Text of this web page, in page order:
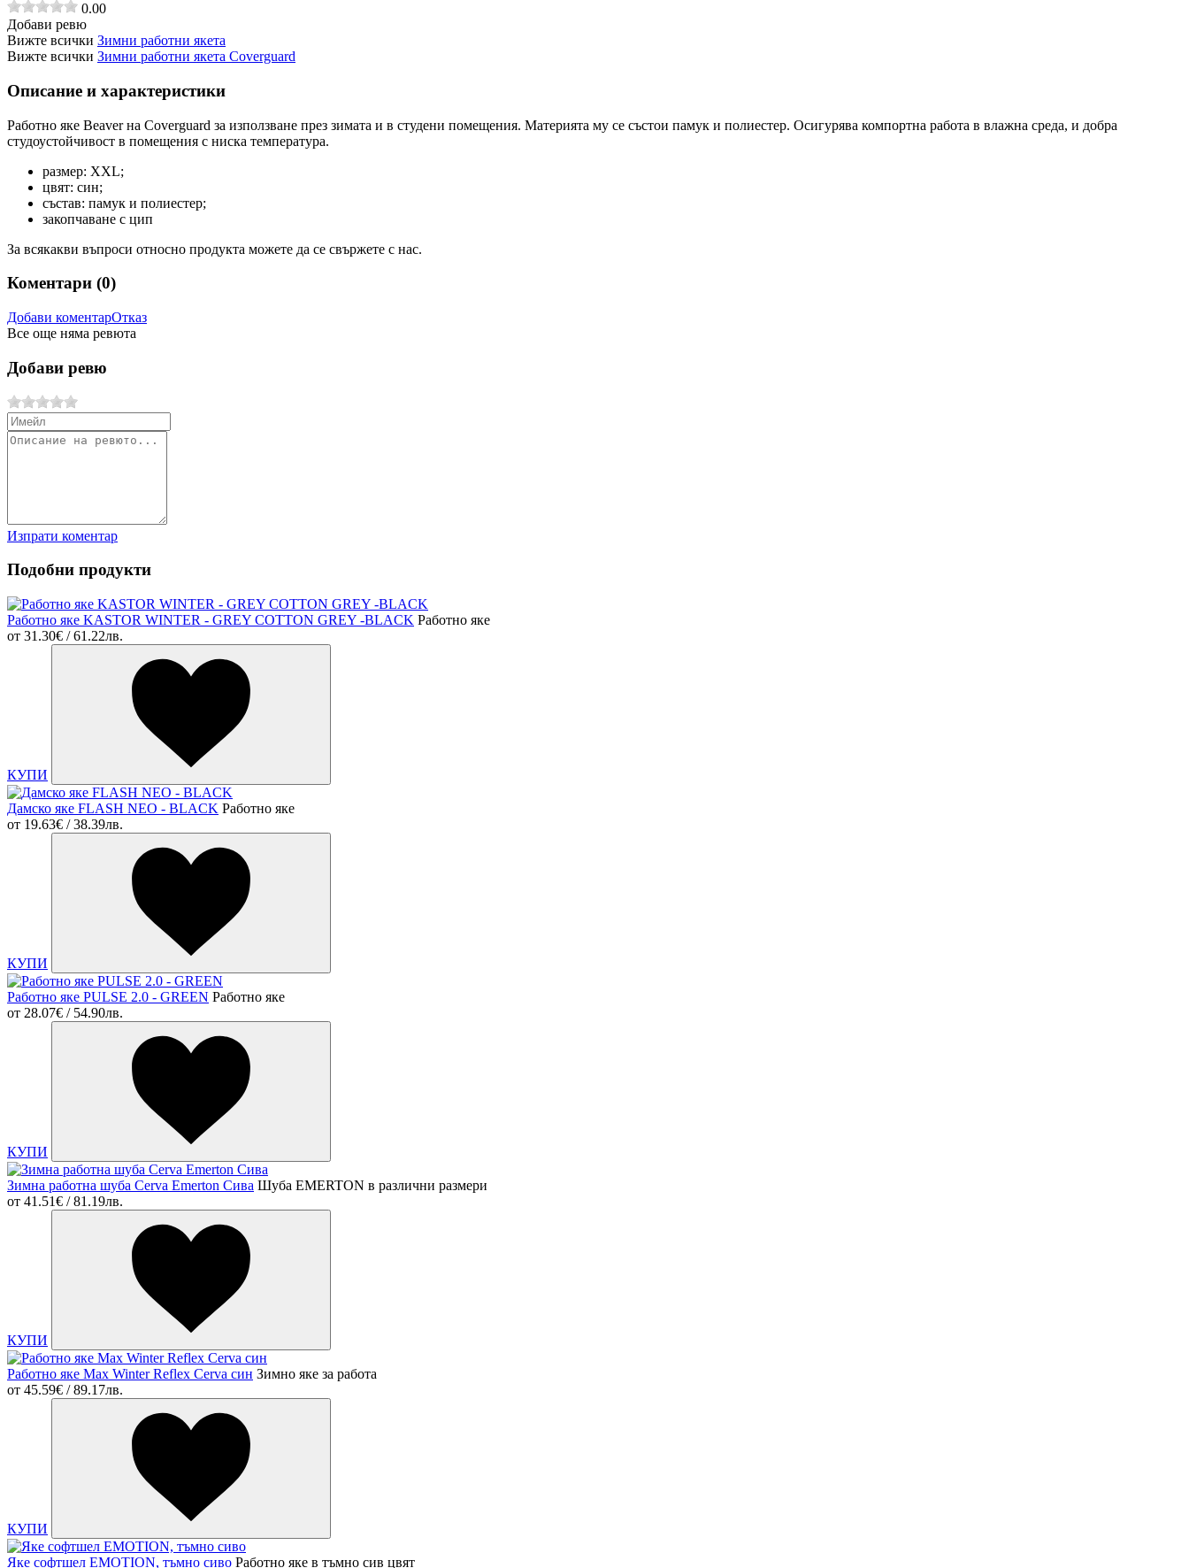
0.00
Добави ревю
Вижте всички Зимни работни якета
Вижте всички Зимни работни якета Coverguard
Описание и характеристики
Работно яке Beaver на Coverguard за използване през зимата и в студени помещения. Материята му се състои памук и полиестер. Осигурява компортна работа в влажна среда, и добра
студоустойчивост в помещения с ниска температура.
размер: XXL;
цвят: син;
състав: памук и полиестер;
закопчаване с цип
За всякакви въпроси относно продукта можете да се свържете с нас.
Коментари (0)
Добави коментарОтказ
Все още няма ревюта
Добави ревю
Изпрати коментар
Подобни продукти
Работно яке KASTOR WINTER - GREY COTTON GREY -BLACK Работно яке
от 31.30€ / 61.22лв.
КУПИ
Дамско яке FLASH NEO - BLACK Работно яке
от 19.63€ / 38.39лв.
КУПИ
Работно яке PULSE 2.0 - GREEN Работно яке
от 28.07€ / 54.90лв.
КУПИ
Зимна работна шуба Cerva Emerton Сива Шуба EMERTON в различни размери
от 41.51€ / 81.19лв.
КУПИ
Работно яке Max Winter Reflex Cerva син Зимно яке за работа
от 45.59€ / 89.17лв.
КУПИ
Яке софтшел EMOTION, тъмно сиво Работно яке в тъмно сив цвят